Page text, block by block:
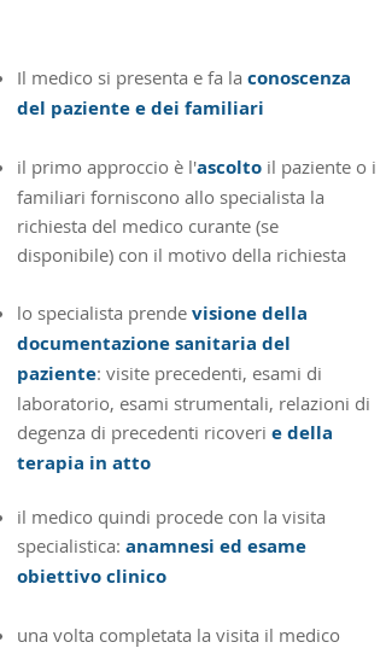
Il medico si presenta e fa la conoscenza
del paziente e dei familiari
il primo approccio è l'ascolto il paziente o i
familiari forniscono allo specialista la
richiesta del medico curante (se
disponibile) con il motivo della richiesta
lo specialista prende visione della
documentazione sanitaria del
paziente: visite precedenti, esami di
laboratorio, esami strumentali, relazioni di
degenza di precedenti ricoveri edella
terapia in atto
​il medico quindi procede con la visita
specialistica: anamnesi ed esame
obiettivo clinico
una volta completata la visita il medico